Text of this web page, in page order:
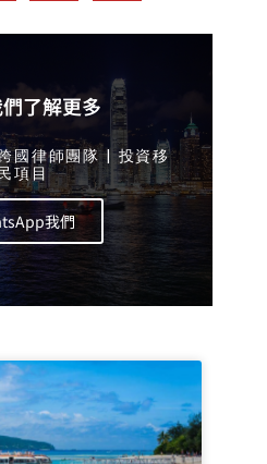
了解更多
國律師團隊 | 投資移
項目
我們